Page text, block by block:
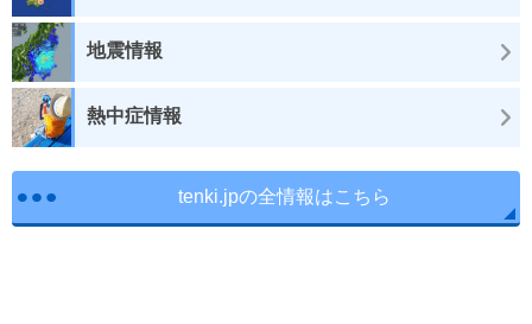
地震情報
熱中症情報
tenki.jpの全情報はこちら